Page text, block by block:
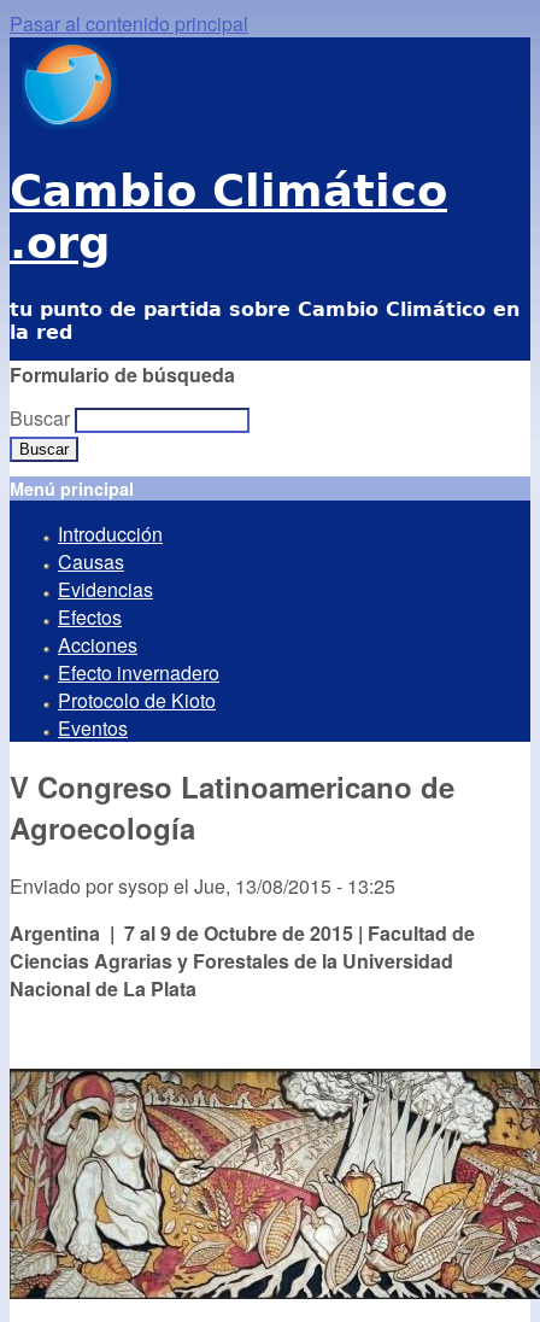
Pasar al contenido principal
Cambio Climático
.org
tu punto de partida sobre Cambio Climático en
la red
Formulario de búsqueda
Buscar
Menú principal
Introducción
Causas
Evidencias
Efectos
Acciones
Efecto invernadero
Protocolo de Kioto
Eventos
V Congreso Latinoamericano de
Agroecología
Enviado porsysopel Jue, 13/08/2015 - 13:25
Argentina | 7 al 9 de Octubre de 2015 | Facultad de
Ciencias Agrarias y Forestales de la Universidad
Nacional de La Plata